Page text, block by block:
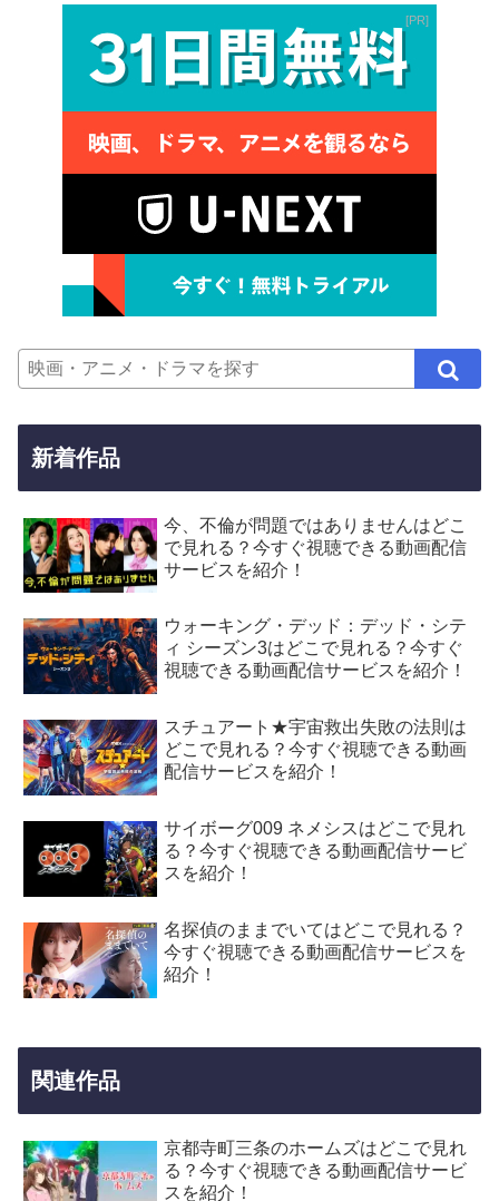
PR
新着作品
今、不倫が問題ではありませんはどこ
で見れる？今すぐ視聴できる動画配信
サービスを紹介！
ウォーキング・デッド：デッド・シテ
ィ シーズン3はどこで見れる？今すぐ
視聴できる動画配信サービスを紹介！
スチュアート★宇宙救出失敗の法則は
どこで見れる？今すぐ視聴できる動画
配信サービスを紹介！
サイボーグ009 ネメシスはどこで見れ
る？今すぐ視聴できる動画配信サービ
スを紹介！
名探偵のままでいてはどこで見れる？
今すぐ視聴できる動画配信サービスを
紹介！
関連作品
京都寺町三条のホームズはどこで見れ
る？今すぐ視聴できる動画配信サービ
スを紹介！